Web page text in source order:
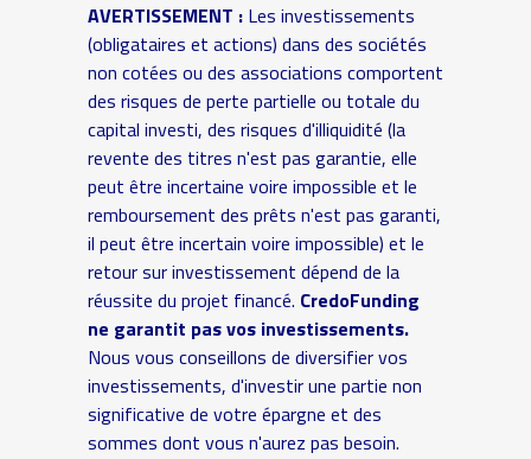
AVERTISSEMENT :Les investissements
(obligataires et actions) dans des sociétés
non cotées ou des associations comportent
des risques de perte partielle ou totale du
capital investi, des risques d'illiquidité (la
revente des titres n'est pas garantie, elle
peut être incertaine voire impossible et le
remboursement des prêts n'est pas garanti,
il peut être incertain voire impossible) et le
retour sur investissement dépend de la
réussite du projet financé. CredoFunding
ne garantit pas vos investissements.
Nous vous conseillons de diversifier vos
investissements, d'investir une partie non
significative de votre épargne et des
sommes dont vous n'aurez pas besoin.